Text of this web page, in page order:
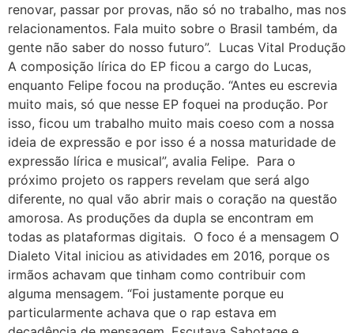
renovar, passar por provas, não só no trabalho, mas nos
relacionamentos. Fala muito sobre o Brasil também, da
gente não saber do nosso futuro”. Lucas Vital Produção
A composição lírica do EP ficou a cargo do Lucas,
enquanto Felipe focou na produção. “Antes eu escrevia
muito mais, só que nesse EP foquei na produção. Por
isso, ficou um trabalho muito mais coeso com a nossa
ideia de expressão e por isso é a nossa maturidade de
expressão lírica e musical”, avalia Felipe. Para o
próximo projeto os rappers revelam que será algo
diferente, no qual vão abrir mais o coração na questão
amorosa. As produções da dupla se encontram em
todas as plataformas digitais. O foco é a mensagem O
Dialeto Vital iniciou as atividades em 2016, porque os
irmãos achavam que tinham como contribuir com
alguma mensagem. “Foi justamente porque eu
particularmente achava que o rap estava em